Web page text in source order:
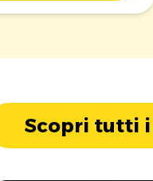
Scopri tutti